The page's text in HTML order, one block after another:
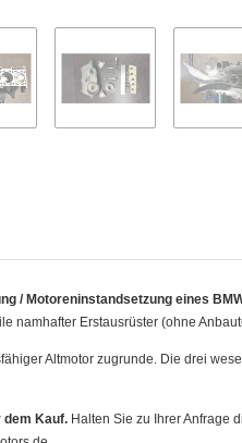
/ Motoreninstandsetzung eines
namhafter Erstausrüster (ohne
Altmotor zugrunde. Die drei
dem Kauf. Halten Sie zu Ihrer Anfrage